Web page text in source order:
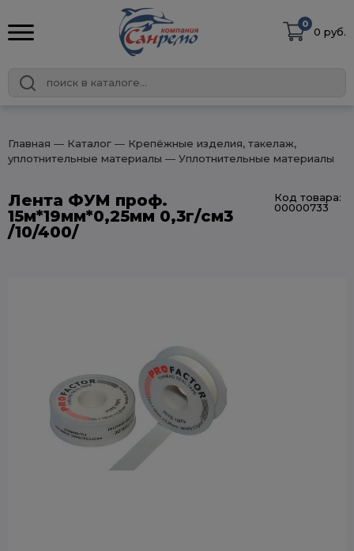
0
0 руб.
Главная ― Каталог ― Крепёжные изделия, такелаж,
уплотнительные материалы ― Уплотнительные материалы
Лента ФУМ проф.
15м*19мм*0,25мм 0,3г/см3
/10/400/
Код товара:
00000733